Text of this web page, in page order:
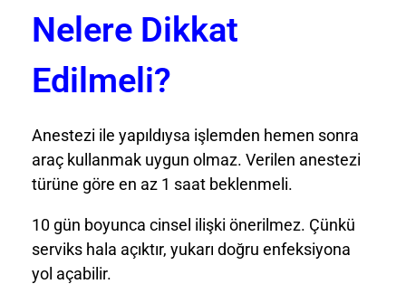
Nelere Dikkat
Edilmeli?
Anestezi ile yapıldıysa işlemden hemen sonra
araç kullanmak uygun olmaz. Verilen anestezi
türüne göre en az 1 saat beklenmeli.
10 gün boyunca cinsel ilişki önerilmez. Çünkü
serviks hala açıktır, yukarı doğru enfeksiyona
yol açabilir.